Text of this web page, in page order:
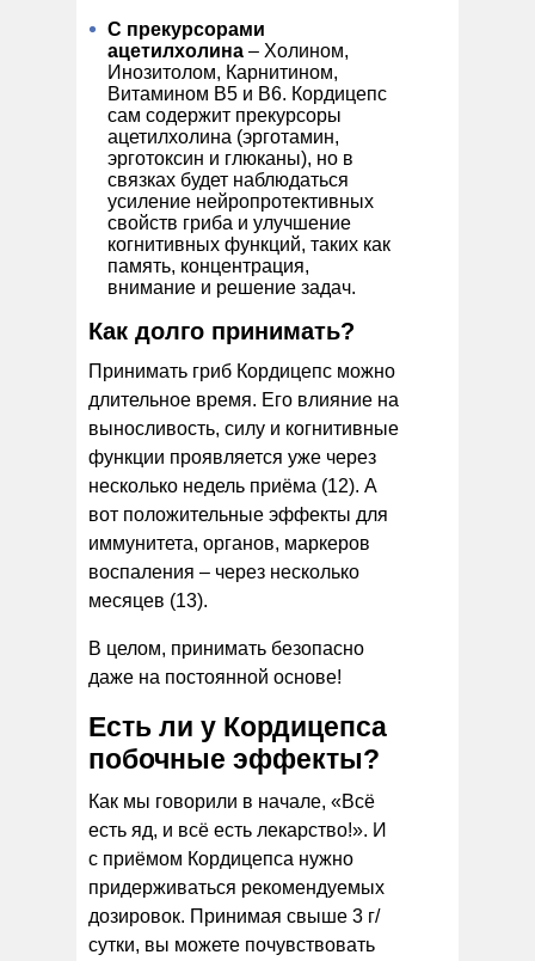
С прекурсорами
ацетилхолина – Холином,
Инозитолом, Карнитином,
Витамином В5 и В6. Кордицепс
сам содержит прекурсоры
ацетилхолина (эрготамин,
эрготоксин и глюканы), но в
связках будет наблюдаться
усиление нейропротективных
свойств гриба и улучшение
когнитивных функций, таких как
память, концентрация,
внимание и решение задач.
Как долго принимать?
Принимать гриб Кордицепс можно
длительное время. Его влияние на
выносливость, силу и когнитивные
функции проявляется уже через
несколько недель приёма (12). А
вот положительные эффекты для
иммунитета, органов, маркеров
воспаления – через несколько
месяцев (13).
В целом, принимать безопасно
даже на постоянной основе!
Есть ли у Кордицепса
побочные эффекты?
Как мы говорили в начале, «Всё
есть яд, и всё есть лекарство!». И
с приёмом Кордицепса нужно
придерживаться рекомендуемых
дозировок. Принимая свыше 3 г/
сутки, вы можете почувствовать